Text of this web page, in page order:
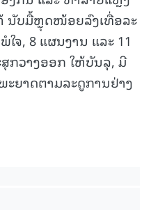
ນັບມື້ຫຼຸດໜ້ອຍລົງເທື່ອລະ
ໃຈ, 8 ແຜນງານ ແລະ 11
ກວາງອອກ ໃຫ້ບັນລຸ, ມີ
ຍາດຕາມລະດູການຢ່າງ